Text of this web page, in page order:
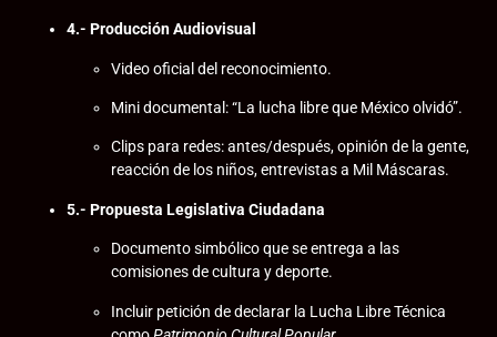
4.- Producción Audiovisual
Video oficial del reconocimiento.
Mini documental: “La lucha libre que México olvidó”.
Clips para redes: antes/después, opinión de la gente,
reacción de los niños, entrevistas a Mil Máscaras.
5.- Propuesta Legislativa Ciudadana
Documento simbólico que se entrega a las
comisiones de cultura y deporte.
Incluir petición de declarar la Lucha Libre Técnica